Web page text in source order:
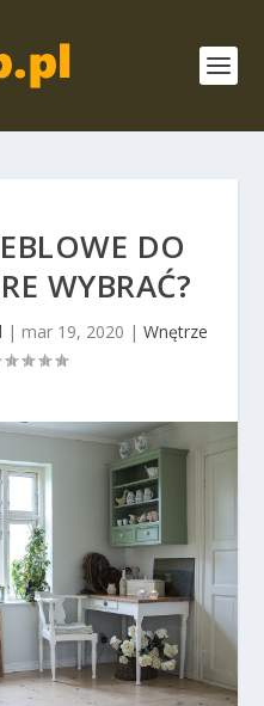
DO
WYBRAĆ?
| mar 19, 2020 | Wnętrze